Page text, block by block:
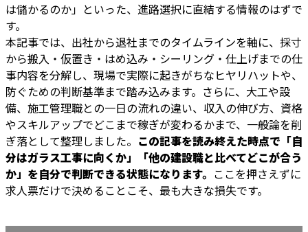
は儲かるのか」といった、進路選択に直結する情報のはずで
す。
本記事では、出社から退社までのタイムラインを軸に、採寸
から搬入・仮置き・はめ込み・シーリング・仕上げまでの仕
事内容を分解し、現場で実際に起きがちなヒヤリハットや、
防ぐための判断基準まで踏み込みます。さらに、大工や設
備、施工管理職との一日の流れの違い、収入の伸び方、資格
やスキルアップでどこまで稼ぎが変わるかまで、一般論を削
ぎ落として整理しました。 この記事を読み終えた時点で「自
分はガラス工事に向くか」「他の建設職と比べてどこが合う
か」を自分で判断できる状態になります。 ここを押さえずに
求人票だけで決めることこそ、最も大きな損失です。